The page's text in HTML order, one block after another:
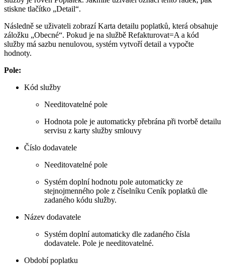
stiskne tlačítko „Detail“.
Následně se uživateli zobrazí Karta detailu poplatků, která obsahuje
záložku „Obecné“. Pokud je na službě Refakturovat=A a kód
služby má sazbu nenulovou, systém vytvoří detail a vypočte
hodnoty.
Pole:
Kód služby
Needitovatelné pole
Hodnota pole je automaticky přebrána při tvorbě detailu
servisu z karty služby smlouvy
Číslo dodavatele
Needitovatelné pole
Systém doplní hodnotu pole automaticky ze
stejnojmenného pole z číselníku Ceník poplatků dle
zadaného kódu služby.
Název dodavatele
Systém doplní automaticky dle zadaného čísla
dodavatele. Pole je needitovatelné.
Období poplatku